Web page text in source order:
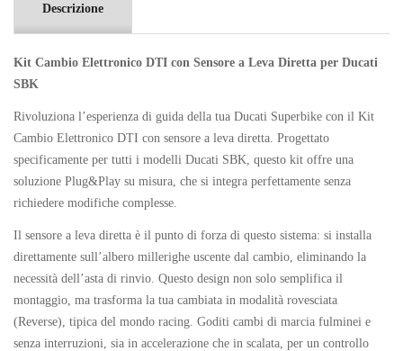
Descrizione
Kit Cambio Elettronico DTI con Sensore a Leva Diretta per Ducati
SBK
Rivoluziona l’esperienza di guida della tua Ducati Superbike con il Kit
Cambio Elettronico DTI con sensore a leva diretta. Progettato
specificamente per tutti i modelli Ducati SBK, questo kit offre una
soluzione Plug&Play su misura, che si integra perfettamente senza
richiedere modifiche complesse.
Il sensore a leva diretta è il punto di forza di questo sistema: si installa
direttamente sull’albero millerighe uscente dal cambio, eliminando la
necessità dell’asta di rinvio. Questo design non solo semplifica il
montaggio, ma trasforma la tua cambiata in modalità rovesciata
(Reverse), tipica del mondo racing. Goditi cambi di marcia fulminei e
senza interruzioni, sia in accelerazione che in scalata, per un controllo